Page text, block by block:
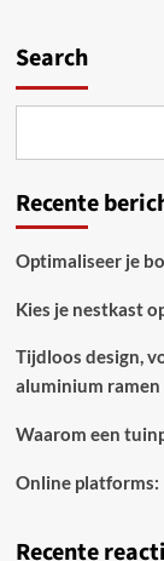
Search
Recente
Optimaliseer je
Kies je nestkast
Tijdloos design,
aluminium ramen
Waarom een
Online platforms:
Recente